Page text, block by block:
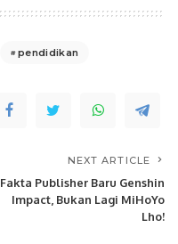
pendidikan
NEXT ARTICLE
Fakta Publisher Baru Genshin
Impact, Bukan Lagi MiHoYo
Lho!